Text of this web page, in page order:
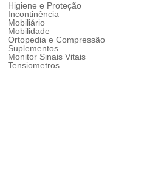
Higiene e Proteção
Incontinência
Mobiliário
Mobilidade
Ortopedia e Compressão
Suplementos
Monitor Sinais Vitais
Tensiometros